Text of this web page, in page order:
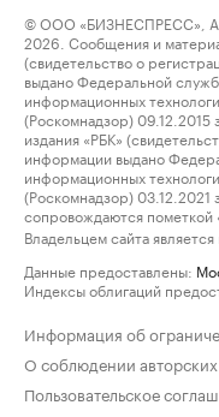
© ООО «БИЗНЕСПРЕСС»,
2026. Сообщения и
(свидетельство о
выдано Федеральной
информационных
(Роскомнадзор)
издания «РБК»
информации выдано
информационных
(Роскомнадзор)
сопровождаются пометкой
Владельцем сайта
Данные предоставлены:
Индексы облигаций
Информация об
О соблюдении
Пользовательское